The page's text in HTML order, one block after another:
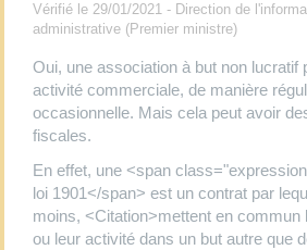
Vérifié le 29/01/2021 - Direction de
administrative (Premier ministre)
Oui, une association à but non lucratif
activité commerciale, de manière
occasionnelle. Mais cela peut avoir
fiscales.
En effet, une <span
loi 1901</span> est un contrat par
moins, <Citation>mettent en
ou leur activité dans un but autre que